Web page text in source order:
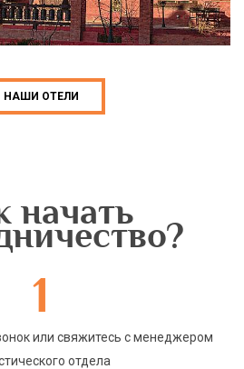
НАШИ ОТЕЛИ
начать
1
или свяжитесь с менеджером
отдела